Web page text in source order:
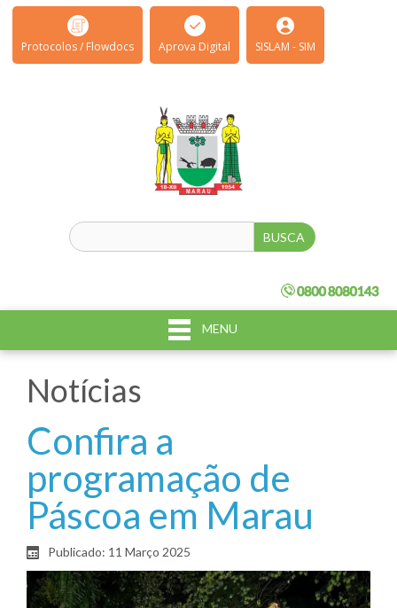
Protocolos / Flowdocs Aprova Digital SISLAM - SIM
MENU
Notícias
Confira a
programação de
Páscoa em Marau
Publicado: 11 Março 2025